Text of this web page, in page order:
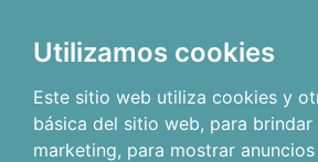
Utilizamos cookies
Este sitio web utiliza cookies y
básica del sitio web, para
marketing, para mostrar